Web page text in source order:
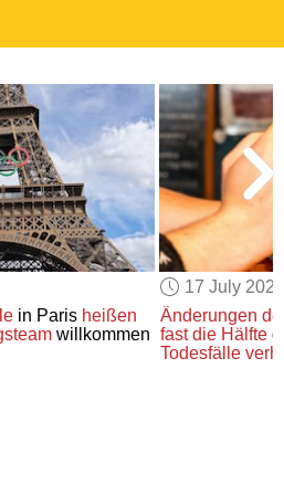
LICENSES
CARDS
LANGUAGES
US
ALEXA
ADJUST COLORS
in Paris heißen
willkommen
17 July
Änderungen
fast die Hälfte
Todesfälle